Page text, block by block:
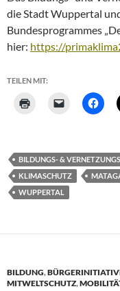
die Stadt Wuppertal
Bundesprogrammes
hier: https://
TEILEN MIT:
BILDUNGS- &
KLIMASCHUTZ
WUPPERTAL
BILDUNG,
MITWELTSCHUTZ,